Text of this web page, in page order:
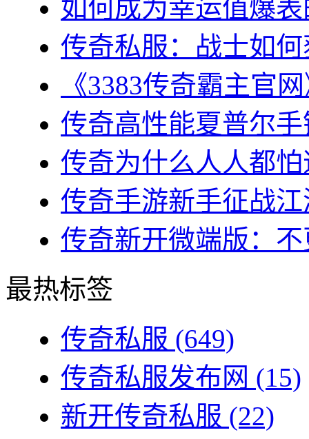
如何成为幸运值爆
传奇私服：战士如
《3383传奇霸主官
传奇高性能夏普尔
传奇为什么人人都
传奇手游新手征战
传奇新开微端版：
最热标签
传奇私服 (649)
传奇私服发布网 (15)
新开传奇私服 (22)